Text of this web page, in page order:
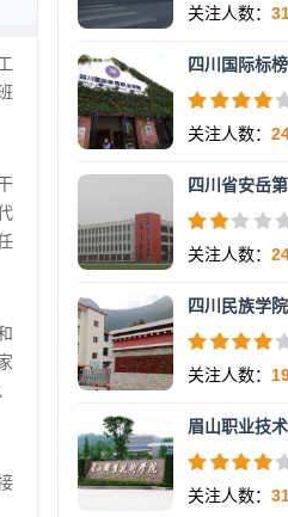
关注人数：
四川国际标
关注人数：
四川省安岳
关注人数：
四川民族学院
关注人数：
眉山职业技
关注人数：